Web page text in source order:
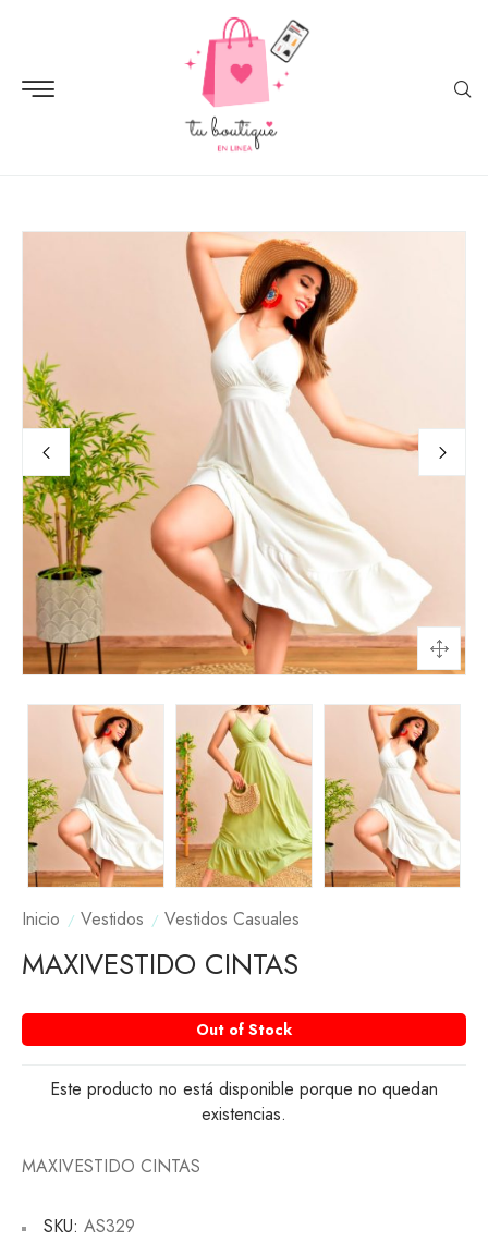
Inicio Vestidos Vestidos Casuales
MAXIVESTIDO CINTAS
Out of Stock
Este producto no está disponible porque no quedan
existencias.
MAXIVESTIDO CINTAS
SKU: AS329